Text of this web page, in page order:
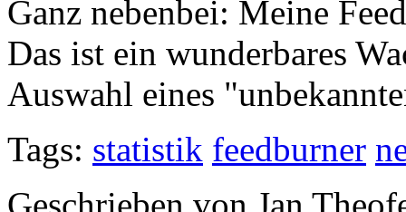
Ganz nebenbei: Meine
Das ist ein wunderbares
Auswahl eines
Tags: statistik feedburner
Geschrieben von Jan